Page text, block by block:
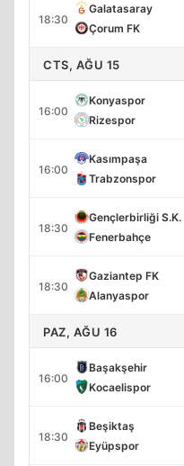
18:30
Galatasaray
Çorum FK
CTS, AĞU 15
16:00
Konyaspor
Rizespor
16:00
Kasımpaşa
Trabzonspor
18:30
Gençlerbirliği S.K.
Fenerbahçe
18:30
Gaziantep FK
Alanyaspor
PAZ, AĞU 16
16:00
Başakşehir
Kocaelispor
18:30
Beşiktaş
Eyüpspor